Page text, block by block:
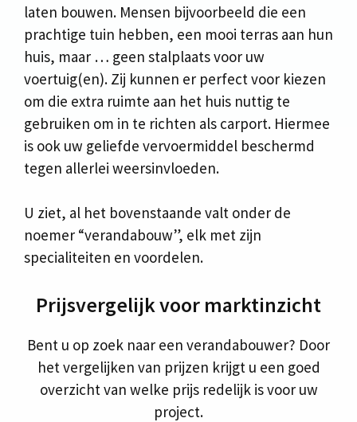
laten bouwen. Mensen bijvoorbeeld die een
prachtige tuin hebben, een mooi terras aan hun
huis, maar … geen stalplaats voor uw
voertuig(en). Zij kunnen er perfect voor kiezen
om die extra ruimte aan het huis nuttig te
gebruiken om in te richten als carport. Hiermee
is ook uw geliefde vervoermiddel beschermd
tegen allerlei weersinvloeden.
U ziet, al het bovenstaande valt onder de
noemer “verandabouw”, elk met zijn
specialiteiten en voordelen.
Prijsvergelijk voor marktinzicht
Bent u op zoek naar een verandabouwer? Door
het vergelijken van prijzen krijgt u een goed
overzicht van welke prijs redelijk is voor uw
project.